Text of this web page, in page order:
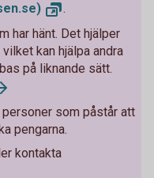
.
har hänt. Det hjälper
kan hjälpa andra
på liknande sätt.
som påstår att
pengarna.
kontakta